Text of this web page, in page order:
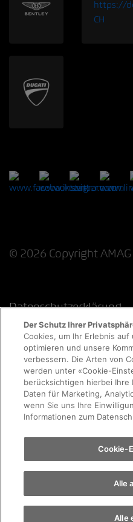
© 2026 Copyright
Datenschutzerklärung
Cookie-Richtlinie
Der Schutz Ihrer
Cookies, um Ihr Erlebnis
optimieren und unsere
verbessern. Die Arten von
werden unter «Cookie-
berücksichtigen hierbei
Daten für Marketing,
wenn Sie uns Ihre
Informationen zum
Cookie-
Alle
Alle